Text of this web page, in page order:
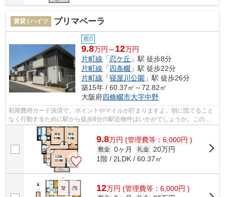
賃貸 | ハイツ プリマベーラ
敷0
9.8万円～ 12万円
片町線 「忍ケ丘 」駅 徒歩8分
片町線 「四条畷 」駅 徒歩22分
片町線 「寝屋川公園 」駅 徒歩26分
築15年 / 60.37㎡～72.82㎡
大阪府四條畷市大字中野
初期費用カード決済で、ポイントやマイルが貯まりますよ。朝に慌てること
なく行動するために駅から徒歩8分の駅近物件はいかがでしょうか。この物
件は内観も綺麗で設備も充実した、平成...
9.8万円 (管理費等：6,000円 )
敷金 0ヶ月 礼金 20万円
1階 / 2LDK / 60.37㎡
12万円 (管理費等：6,000円 )